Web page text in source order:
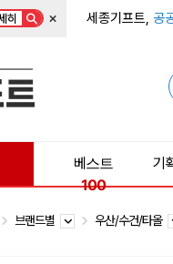
히 × 세종기프트, 공
베스트
100
기
브랜드별 우산/수건/타올